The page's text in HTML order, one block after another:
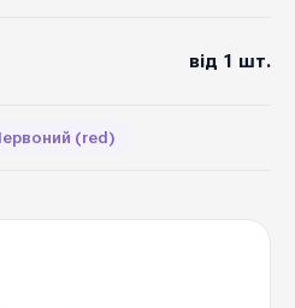
від 1 шт.
(red)